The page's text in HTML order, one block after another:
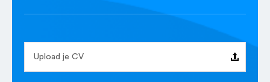
Upload je CV